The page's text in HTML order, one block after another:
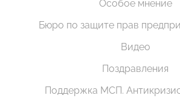
Особое мнение
Бюро по защите прав
Видео
Поздравления
Поддержка МСП.